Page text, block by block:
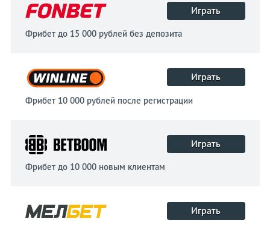
Играть
Фрибет до 15 000 рублей без депозита
Играть
Фрибет 10 000 рублей после регистрации
Играть
Фрибет до 10 000 новым клиентам
Играть